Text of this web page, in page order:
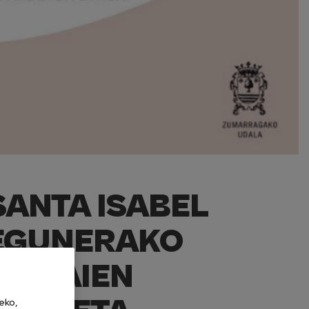
ISABEL
MAHAIEN